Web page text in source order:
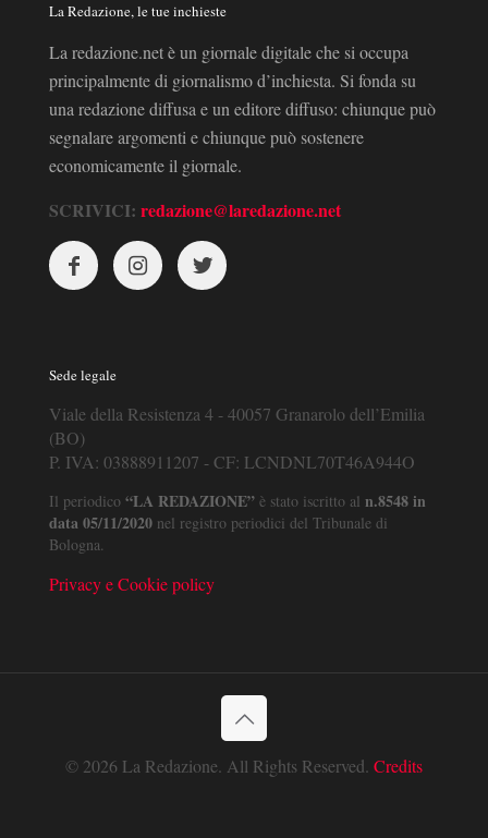
La Redazione, le tue inchieste
La redazione.net è un giornale digitale che si occupa
principalmente di giornalismo d’inchiesta. Si fonda su
una redazione diffusa e un editore diffuso: chiunque può
segnalare argomenti e chiunque può sostenere
economicamente il giornale.
SCRIVICI: redazione@laredazione.net
Sede legale
Viale della Resistenza 4 - 40057 Granarolo dell’Emilia
(BO)
P. IVA: 03888911207 - CF: LCNDNL70T46A944O
Il periodico “LA REDAZIONE” è stato iscritto al n.8548 in
data 05/11/2020 nel registro periodici del Tribunale di
Bologna.
Privacy e Cookie policy
© 2026 La Redazione. All Rights Reserved. Credits